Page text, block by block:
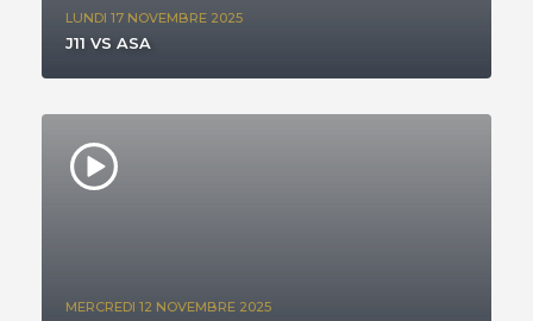
LUNDI 17 NOVEMBRE 2025
J11 VS ASA
MERCREDI 12 NOVEMBRE 2025